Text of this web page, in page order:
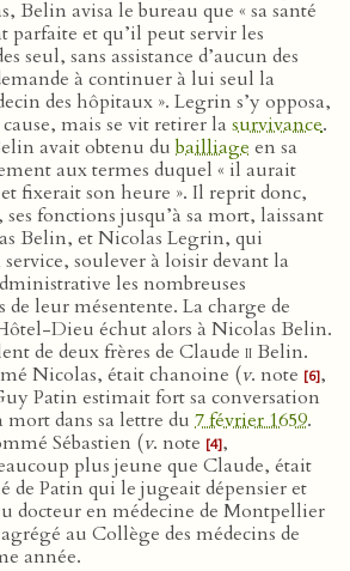
Belin avisa le bureau que « sa santé
parfaite et qu’il peut servir les
seul, sans assistance d’aucun des
à continuer à lui seul la
des hôpitaux ». Legrin s’y opposa,
mais se vit retirer la survivance.
avait obtenu dubailliage en sa
aux termes duquel « il aurait
fixerait son heure ». Il reprit donc,
fonctions jusqu’à sa mort, laissant
Belin, et Nicolas Legrin, qui
service, soulever à loisir devant la
les nombreuses
de leur mésentente. La charge de
Dieu échut alors à Nicolas Belin.
de deux frères de Claude iiBelin.
Nicolas, était chanoine (v. note [6],
Patin estimait fort sa conversation
mort dans sa lettre du 7 février 1659.
Sébastien (v. note [4],
plus jeune que Claude, était
de Patin qui le jugeait dépensier et
docteur en médecine de Montpellier
au Collège des médecins de
année.